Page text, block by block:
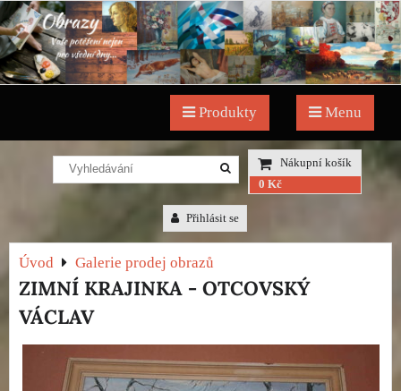
Produkty Menu
Nákupní košík
0 Kč
Přihlásit se
Úvod Galerie prodej obrazů
ZIMNÍ KRAJINKA - OTCOVSKÝ
VÁCLAV